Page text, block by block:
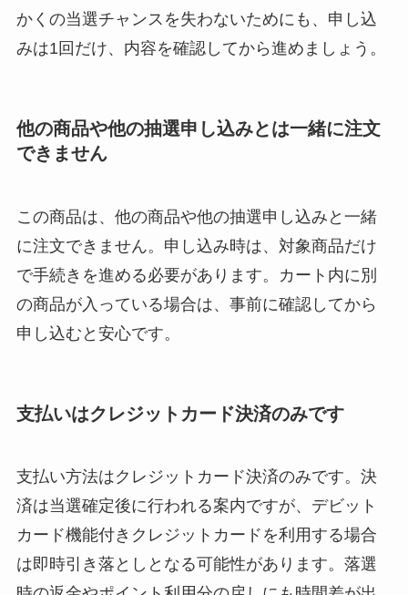
かくの当選チャンスを失わないためにも、申し込
みは1回だけ、内容を確認してから進めましょう。
他の商品や他の抽選申し込みとは一緒に注文
できません
この商品は、他の商品や他の抽選申し込みと一緒
に注文できません。申し込み時は、対象商品だけ
で手続きを進める必要があります。カート内に別
の商品が入っている場合は、事前に確認してから
申し込むと安心です。
支払いはクレジットカード決済のみです
支払い方法はクレジットカード決済のみです。決
済は当選確定後に行われる案内ですが、デビット
カード機能付きクレジットカードを利用する場合
は即時引き落としとなる可能性があります。落選